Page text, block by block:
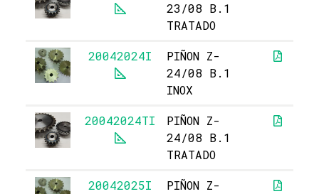
23/08 B.1
TRATADO
20042024I
PIÑON Z-
24/08 B.1
INOX
20042024TI
PIÑON Z-
24/08 B.1
TRATADO
20042025I
PIÑON Z-